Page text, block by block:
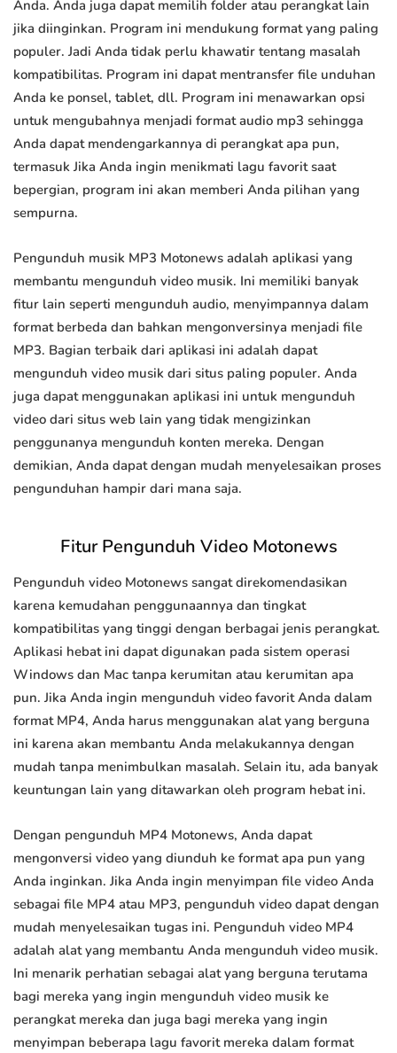
Anda. Anda juga dapat memilih folder atau perangkat lain
jika diinginkan. Program ini mendukung format yang paling
populer. Jadi Anda tidak perlu khawatir tentang masalah
kompatibilitas. Program ini dapat mentransfer file unduhan
Anda ke ponsel, tablet, dll. Program ini menawarkan opsi
untuk mengubahnya menjadi format audio mp3 sehingga
Anda dapat mendengarkannya di perangkat apa pun,
termasuk Jika Anda ingin menikmati lagu favorit saat
bepergian, program ini akan memberi Anda pilihan yang
sempurna.
Pengunduh musik MP3 Motonews adalah aplikasi yang
membantu mengunduh video musik. Ini memiliki banyak
fitur lain seperti mengunduh audio, menyimpannya dalam
format berbeda dan bahkan mengonversinya menjadi file
MP3. Bagian terbaik dari aplikasi ini adalah dapat
mengunduh video musik dari situs paling populer. Anda
juga dapat menggunakan aplikasi ini untuk mengunduh
video dari situs web lain yang tidak mengizinkan
penggunanya mengunduh konten mereka. Dengan
demikian, Anda dapat dengan mudah menyelesaikan proses
pengunduhan hampir dari mana saja.
Fitur Pengunduh Video Motonews
Pengunduh video Motonews sangat direkomendasikan
karena kemudahan penggunaannya dan tingkat
kompatibilitas yang tinggi dengan berbagai jenis perangkat.
Aplikasi hebat ini dapat digunakan pada sistem operasi
Windows dan Mac tanpa kerumitan atau kerumitan apa
pun. Jika Anda ingin mengunduh video favorit Anda dalam
format MP4, Anda harus menggunakan alat yang berguna
ini karena akan membantu Anda melakukannya dengan
mudah tanpa menimbulkan masalah. Selain itu, ada banyak
keuntungan lain yang ditawarkan oleh program hebat ini.
Dengan pengunduh MP4 Motonews, Anda dapat
mengonversi video yang diunduh ke format apa pun yang
Anda inginkan. Jika Anda ingin menyimpan file video Anda
sebagai file MP4 atau MP3, pengunduh video dapat dengan
mudah menyelesaikan tugas ini. Pengunduh video MP4
adalah alat yang membantu Anda mengunduh video musik.
Ini menarik perhatian sebagai alat yang berguna terutama
bagi mereka yang ingin mengunduh video musik ke
perangkat mereka dan juga bagi mereka yang ingin
menyimpan beberapa lagu favorit mereka dalam format